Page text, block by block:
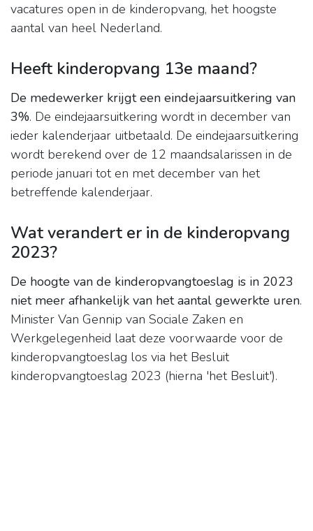
vacatures open in de kinderopvang, het hoogste
aantal van heel Nederland.
Heeft kinderopvang 13e maand?
De medewerker krijgt een eindejaarsuitkering van
3%. De eindejaarsuitkering wordt in december van
ieder kalenderjaar uitbetaald. De eindejaarsuitkering
wordt berekend over de 12 maandsalarissen in de
periode januari tot en met december van het
betreffende kalenderjaar.
Wat verandert er in de kinderopvang
2023?
De hoogte van de kinderopvangtoeslag is in 2023
niet meer afhankelijk van het aantal gewerkte uren.
Minister Van Gennip van Sociale Zaken en
Werkgelegenheid laat deze voorwaarde voor de
kinderopvangtoeslag los via het Besluit
kinderopvangtoeslag 2023 (hierna 'het Besluit').